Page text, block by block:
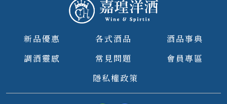
新品優惠 各式酒品
酒品事典
調酒靈感
常見問題
會員專區
隱私權政策